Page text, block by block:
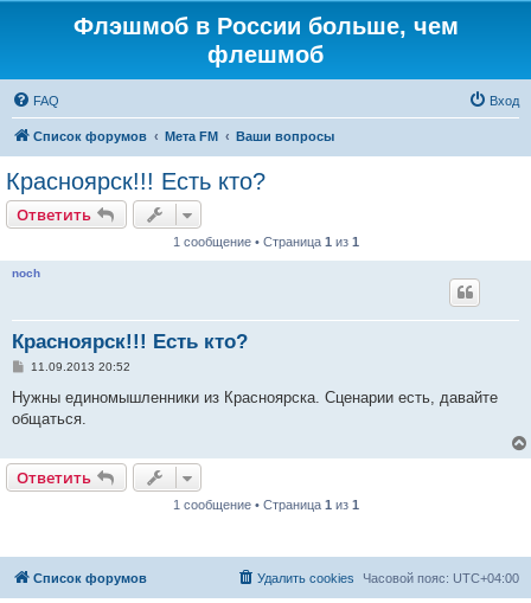
Флэшмоб в России больше, чем
флешмоб
FAQ Вход
Список форумов Мета FM Ваши вопросы
Красноярск!!! Есть кто?
Ответить
1 сообщение • Страница 1 из 1
noch
Красноярск!!! Есть кто?
С
о
б
щ
и
е
11.09.2013 20:52
Нужны единомышленники из Красноярска. Сценарии есть, давайте
общаться.
Ответить
1 сообщение • Страница 1 из 1
Список форумов Часовой пояс: UTC+04:00
Удалить cookies